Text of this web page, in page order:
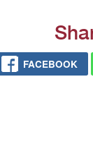
FACEBOOK